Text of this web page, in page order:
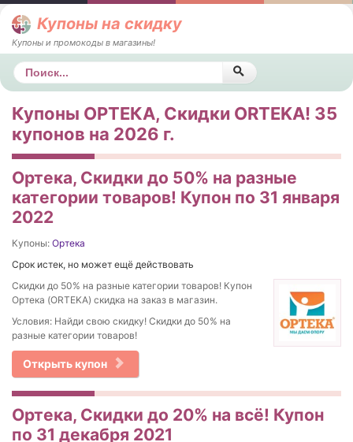
Купоны на скидку
Купоны и промокоды в магазины!
Поиск
Купоны ОРТЕКА, Скидки ORTEKA! 35
купонов на 2026 г.
Ортека, Cкидки до 50% на разные
категории товаров! Купон по 31 января
2022
Купоны: Ортека
Срок истек, но может ещё действовать
Cкидки до 50% на разные категории товаров! Купон
Ортека (ORTEKA) скидка на заказ в магазин.
Условия: Найди свою скидку! Cкидки до 50% на
разные категории товаров!
Открыть купон
Ортека, Скидки до 20% на всё! Купон
по 31 декабря 2021